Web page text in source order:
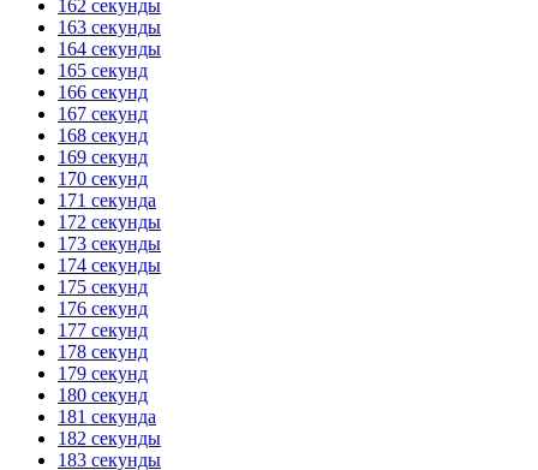
162 секунды
163 секунды
164 секунды
165 секунд
166 секунд
167 секунд
168 секунд
169 секунд
170 секунд
171 секунда
172 секунды
173 секунды
174 секунды
175 секунд
176 секунд
177 секунд
178 секунд
179 секунд
180 секунд
181 секунда
182 секунды
183 секунды